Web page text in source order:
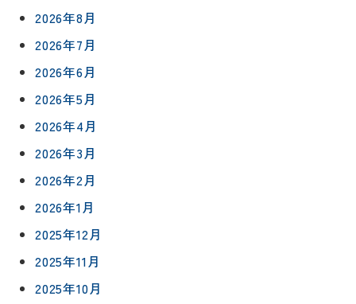
2026年8月
2026年7月
2026年6月
2026年5月
2026年4月
2026年3月
2026年2月
2026年1月
2025年12月
2025年11月
2025年10月